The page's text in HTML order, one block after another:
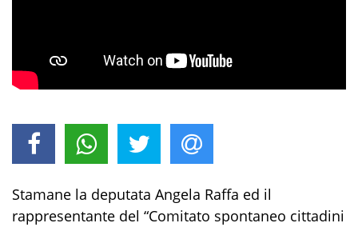
Stamane la deputata Angela Raffa ed il
rappresentante del “Comitato spontaneo cittadini